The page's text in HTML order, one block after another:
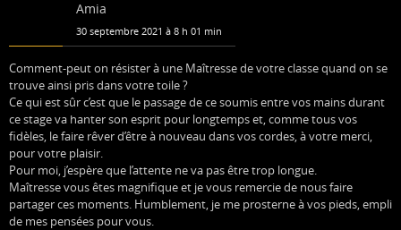
Amia
30 septembre 2021 à 8 h 01 min
Comment-peut on résister à une Maîtresse de votre classe quand on se
trouve ainsi pris dans votre toile ?
Ce qui est sûr c’est que le passage de ce soumis entre vos mains durant
ce stage va hanter son esprit pour longtemps et, comme tous vos
fidèles, le faire rêver d’être à nouveau dans vos cordes, à votre merci,
pour votre plaisir.
Pour moi, j’espère que l’attente ne va pas être trop longue.
Maîtresse vous êtes magnifique et je vous remercie de nous faire
partager ces moments. Humblement, je me prosterne à vos pieds, empli
de mes pensées pour vous.